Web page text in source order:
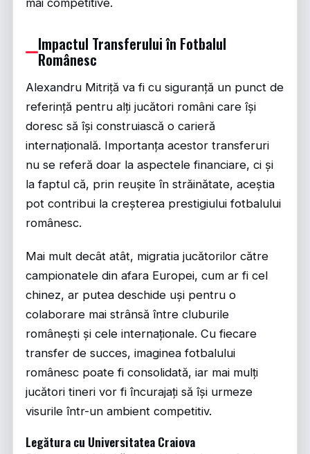
mai competitive.
Impactul Transferului în Fotbalul
Românesc
Alexandru Mitriță va fi cu siguranță un punct de
referință pentru alți jucători români care își
doresc să își construiască o carieră
internațională. Importanța acestor transferuri
nu se referă doar la aspectele financiare, ci și
la faptul că, prin reușite în străinătate, aceștia
pot contribui la creșterea prestigiului fotbalului
românesc.
Mai mult decât atât, migratia jucătorilor către
campionatele din afara Europei, cum ar fi cel
chinez, ar putea deschide uși pentru o
colaborare mai strânsă între cluburile
românești și cele internaționale. Cu fiecare
transfer de succes, imaginea fotbalului
românesc poate fi consolidată, iar mai mulți
jucători tineri vor fi încurajați să își urmeze
visurile într-un ambient competitiv.
Legătura cu Universitatea Craiova